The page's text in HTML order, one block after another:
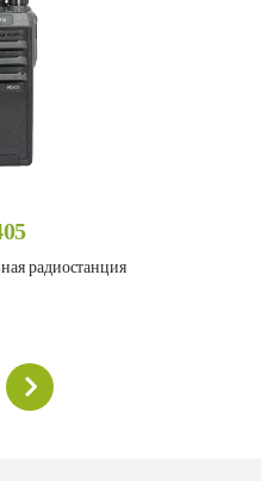
радиостанция